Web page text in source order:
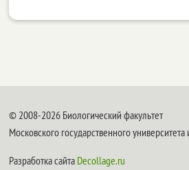
© 2008-2026 Биологический факультет
Московского государственного
Разработка сайта Decollage.ru